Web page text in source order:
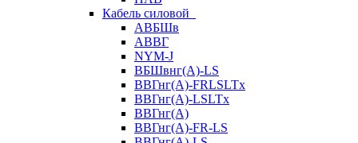
Кабель силовой
АВБШв
АВВГ
NYM-J
ВБШвнг(А)-LS
ВВГнг(A)-FRLSLTx
ВВГнг(A)-LSLTx
ВВГнг(А)
ВВГнг(А)-FR-LS